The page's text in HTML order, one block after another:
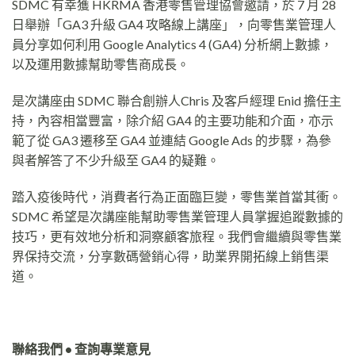
SDMC 有幸獲 HKRMA 香港零售管理協會邀請，於 7 月 28
日舉辦「GA3 升級 GA4 攻略線上講座」，向零售業管理人
員分享如何利用 Google Analytics 4 (GA4) 分析網上數據，
以及運用數據幫助零售商成長。
是次講座由 SDMC 聯合創辦人Chris 及客戶經理 Enid 擔任主
持，內容相當豐富，除介紹 GA4 的主要功能和介面，亦示
範了從 GA3 遷移至 GA4 並連結 Google Ads 的步驟，為參
與者解答了不少升級至 GA4 的疑難。
踏入疫後時代，消費者行為正面臨巨變，零售業首當其衝。
SDMC 希望是次講座能幫助零售業管理人員掌握追蹤數據的
技巧，更有效地分析和洞察顧客旅程。我們會繼續與零售業
界保持交流，分享數碼營銷心得，助業界開拓線上銷售渠
道。
聯絡我們 • 查詢專業意見